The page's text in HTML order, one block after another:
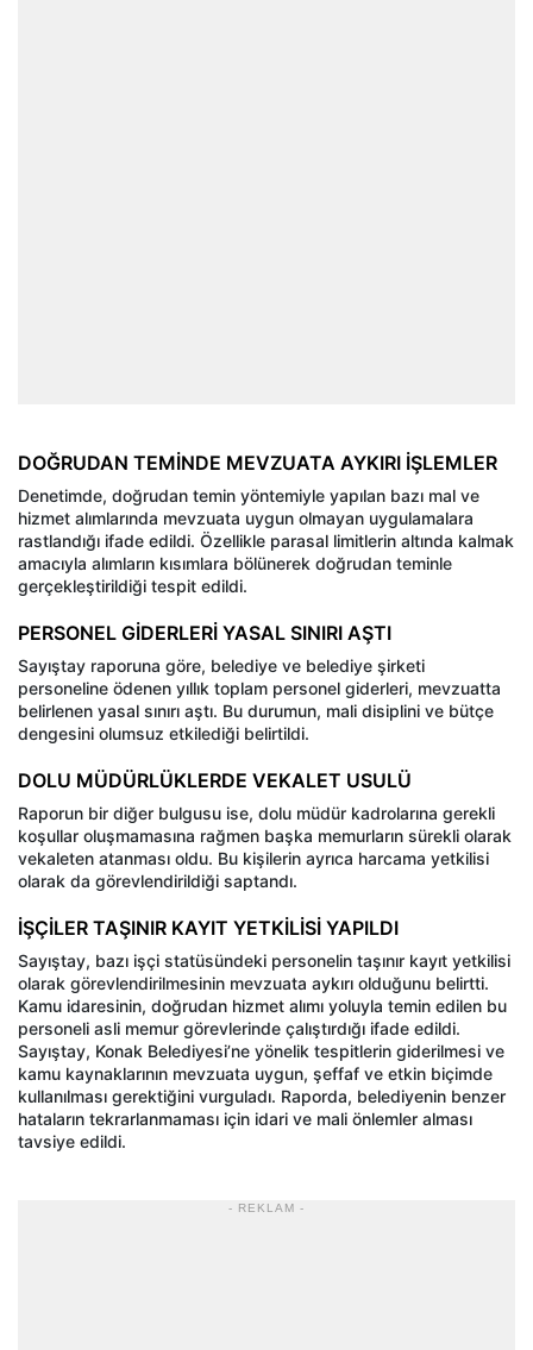
DOĞRUDAN TEMİNDE MEVZUATA AYKIRI İŞLEMLER
Denetimde, doğrudan temin yöntemiyle yapılan bazı mal ve
hizmet alımlarında mevzuata uygun olmayan uygulamalara
rastlandığı ifade edildi. Özellikle parasal limitlerin altında kalmak
amacıyla alımların kısımlara bölünerek doğrudan teminle
gerçekleştirildiği tespit edildi.
PERSONEL GİDERLERİ YASAL SINIRI AŞTI
Sayıştay raporuna göre, belediye ve belediye şirketi
personeline ödenen yıllık toplam personel giderleri, mevzuatta
belirlenen yasal sınırı aştı. Bu durumun, mali disiplini ve bütçe
dengesini olumsuz etkilediği belirtildi.
DOLU MÜDÜRLÜKLERDE VEKALET USULÜ
Raporun bir diğer bulgusu ise, dolu müdür kadrolarına gerekli
koşullar oluşmamasına rağmen başka memurların sürekli olarak
vekaleten atanması oldu. Bu kişilerin ayrıca harcama yetkilisi
olarak da görevlendirildiği saptandı.
İŞÇİLER TAŞINIR KAYIT YETKİLİSİ YAPILDI
Sayıştay, bazı işçi statüsündeki personelin taşınır kayıt yetkilisi
olarak görevlendirilmesinin mevzuata aykırı olduğunu belirtti.
Kamu idaresinin, doğrudan hizmet alımı yoluyla temin edilen bu
personeli asli memur görevlerinde çalıştırdığı ifade edildi.
Sayıştay, Konak Belediyesi’ne yönelik tespitlerin giderilmesi ve
kamu kaynaklarının mevzuata uygun, şeffaf ve etkin biçimde
kullanılması gerektiğini vurguladı. Raporda, belediyenin benzer
hataların tekrarlanmaması için idari ve mali önlemler alması
tavsiye edildi.
- REKLAM -